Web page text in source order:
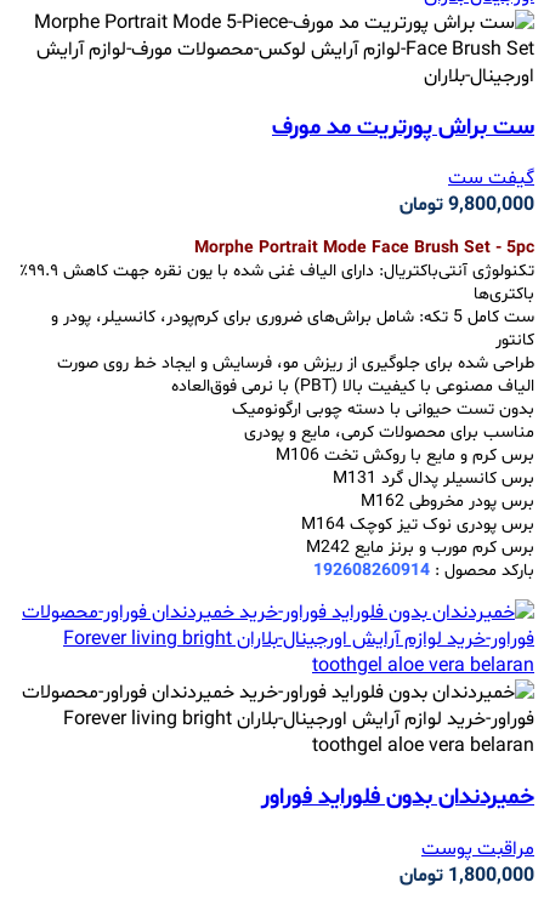
ست براش پورتریت مد مورف
گیفت ست
9,800,000تومان
Morphe Portrait Mode Face Brush Set - 5pc
تکنولوژی آنتی‌باکتریال: دارای الیاف غنی شده با یون نقره جهت کاهش ۹۹.۹٪
باکتری‌ها
ست کامل 5 تکه: شامل براش‌های ضروری برای کرم‌پودر، کانسیلر، پودر و
کانتور
طراحی شده برای جلوگیری از ریزش مو، فرسایش و ایجاد خط روی صورت
الیاف مصنوعی با کیفیت بالا (PBT) با نرمی فوق‌العاده
بدون تست حیوانی با دسته چوبی ارگونومیک
مناسب برای محصولات کرمی، مایع و پودری
برس کرم و مایع با روکش تخت M106
برس کانسیلر پدال گرد M131
برس پودر مخروطی M162
برس پودری نوک تیز کوچک M164
برس کرم مورب و برنز مایع M242
بارکد محصول : 192608260914
خمیردندان بدون فلوراید فوراور
مراقبت پوست
1,800,000 تومان